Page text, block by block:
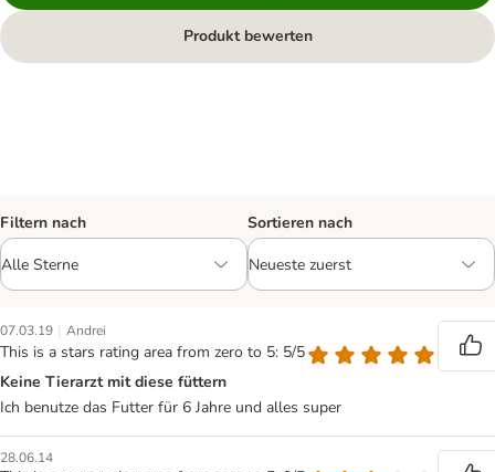
Produkt bewerten
Filtern nach Sortieren nach
07.03.19 | Andrei
This is a stars rating area from zero to 5: 5/5
Keine Tierarzt mit diese füttern
Ich benutze das Futter für 6 Jahre und alles super
28.06.14